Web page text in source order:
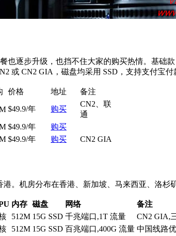
也逐步升级，也挡不住大家的购买热情。基础
或 CN2 GIA，磁盘均采用 SSD，支持支付宝
价格 地址 备注
$49.9/年 购买
CN2、联
通
$49.9/年
购买
$49.9/年 购买 CN2 GIA
港。机房分布在香港、新加坡、马来西亚、洛
内存 磁盘 网络 备注
512M 15G SSD 千兆端口,1T 流量 CN2 GIA,
512M 15G SSD 百兆端口,400G 流量 中国线路